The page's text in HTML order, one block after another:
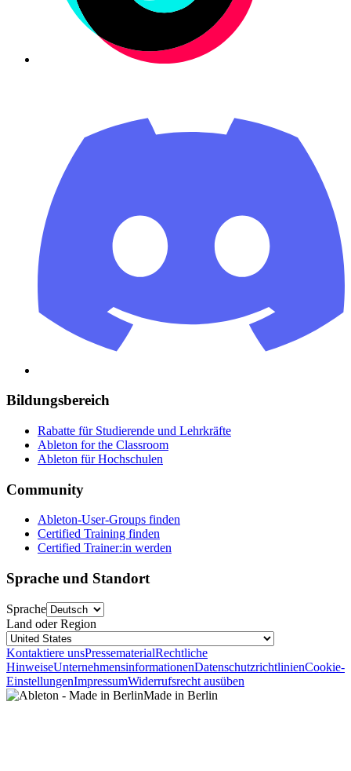
Bildungsbereich
Rabatte für Studierende und Lehrkräfte
Ableton for the Classroom
Ableton für Hochschulen
Community
Ableton-User-Groups finden
Certified Training finden
Certified Trainer:in werden
Sprache und Standort
Sprache
Land oder Region
Kontaktiere unsPressematerialRechtliche
HinweiseUnternehmensinformationenDatenschutzrichtlinienCookie-
EinstellungenImpressumWiderrufsrecht ausüben
Made in Berlin